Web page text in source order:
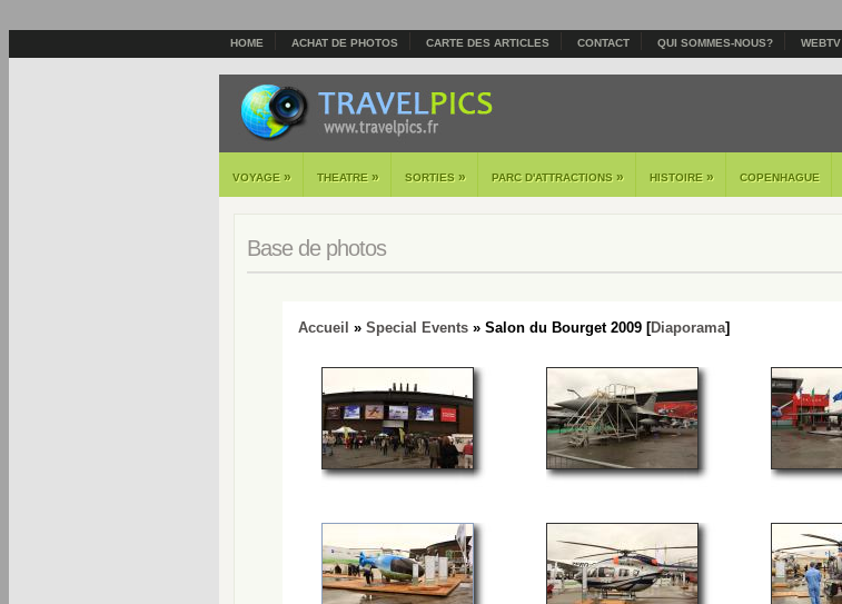
HOME ACHAT DE PHOTOS CARTE DES ARTICLES CONTACT QUI SOMMES-NOUS? WEBTV
VOYAGE » THEATRE » SORTIES » PARC D'ATTRACTIONS » HISTOIRE » COPENHAGUE
Base de photos
Accueil » Special Events » Salon du Bourget 2009 [Diaporama]